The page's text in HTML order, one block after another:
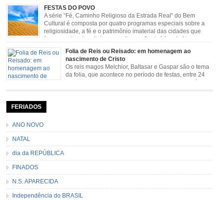
sendo milagroso e grande protetor de suas causas. o ponto alto da festa de
São Benedito é a Marujada. […]
FESTAS DO POVO
A série “Fé, Caminho Religioso da Estrada Real” do Bem
Cultural é composta por quatro programas especiais sobre a
religiosidade, a fé e o patrimônio imaterial das cidades que
fazem parte rota religiosa que liga os Santuários de Nossa
Senhora da Piedade (MG) e Nossa Senhora da Conceição Aparecida (SP)
pela Estrada Real. Quarto episódio […]
Folia de Reis ou Reisado: em homenagem ao
nascimento de Cristo
Os reis magos Melchior, Baltasar e Gaspar são o tema
da folia, que acontece no período de festas, entre 24
de dezembro e 06 de janeiro. Durante a festa, o líder e
seu contramestre lideram a música e o canto do grupo, passando pela
FERIADOS
ANO NOVO
NATAL
dia da REPÚBLICA
FINADOS
N.S. APARECIDA
Independência do BRASIL